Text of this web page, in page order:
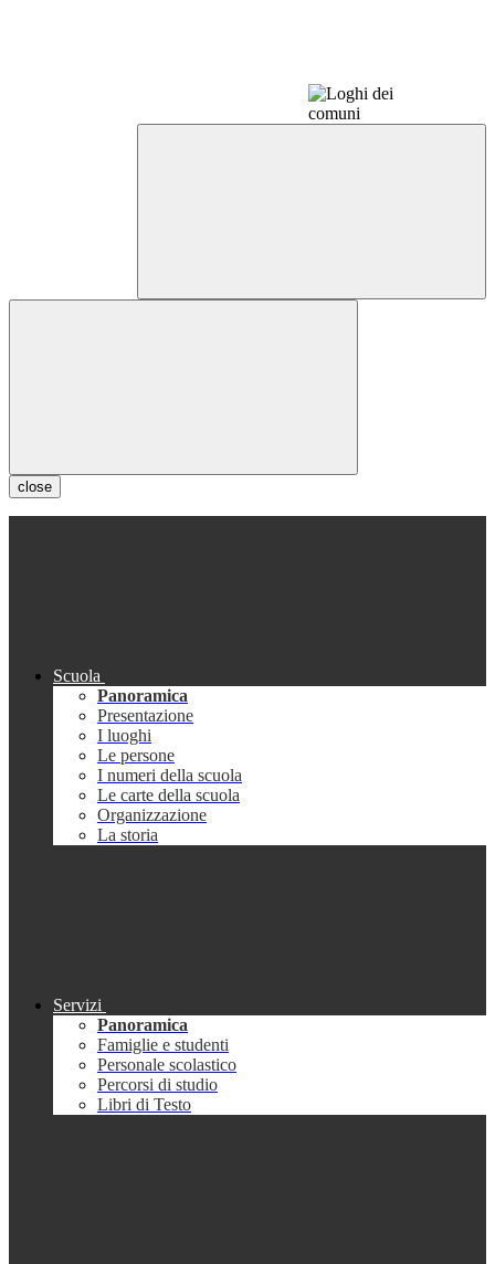
close
Scuola
Panoramica
Presentazione
I luoghi
Le persone
I numeri della scuola
Le carte della scuola
Organizzazione
La storia
Servizi
Panoramica
Famiglie e studenti
Personale scolastico
Percorsi di studio
Libri di Testo